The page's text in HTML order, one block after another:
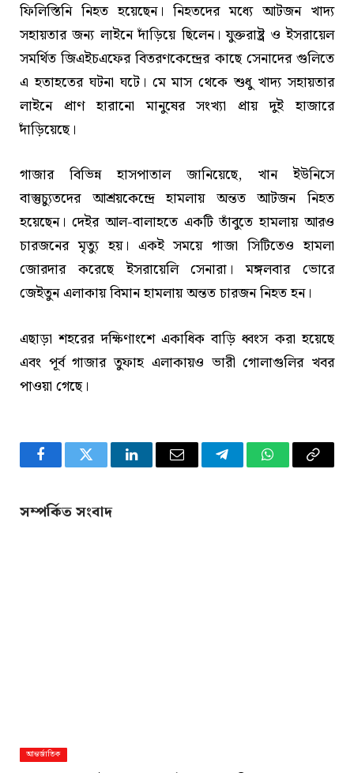
ফিলিস্তিনি নিহত হয়েছেন। নিহতদের মধ্যে আটজন খাদ্য
সহায়তার জন্য লাইনে দাঁড়িয়ে ছিলেন। যুক্তরাষ্ট্র ও ইসরায়েল
সমর্থিত জিএইচএফের বিতরণকেন্দ্রের কাছে সেনাদের গুলিতে
এ হতাহতের ঘটনা ঘটে। মে মাস থেকে শুধু খাদ্য সহায়তার
লাইনে প্রাণ হারানো মানুষের সংখ্যা প্রায় দুই হাজারে
দাঁড়িয়েছে।
গাজার বিভিন্ন হাসপাতাল জানিয়েছে, খান ইউনিসে
বাস্তুচ্যুতদের আশ্রয়কেন্দ্রে হামলায় অন্তত আটজন নিহত
হয়েছেন। দেইর আল-বালাহতে একটি তাঁবুতে হামলায় আরও
চারজনের মৃত্যু হয়। একই সময়ে গাজা সিটিতেও হামলা
জোরদার করেছে ইসরায়েলি সেনারা। মঙ্গলবার ভোরে
জেইতুন এলাকায় বিমান হামলায় অন্তত চারজন নিহত হন।
এছাড়া শহরের দক্ষিণাংশে একাধিক বাড়ি ধ্বংস করা হয়েছে
এবং পূর্ব গাজার তুফাহ এলাকায়ও ভারী গোলাগুলির খবর
পাওয়া গেছে।
FacebookTwitter LinkedInEmail TelegramWhatsApp
Copy
সম্পর্কিত সংবাদ
আন্তর্জাতিক